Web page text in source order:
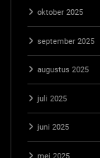
oktober 2025
september 2025
augustus 2025
juli 2025
juni 2025
mei 2025